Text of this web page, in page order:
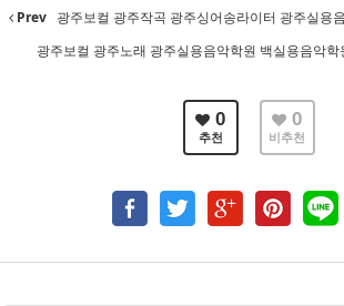
Prev 광주보컬 광주작곡 광주싱어송라이터 광주실용
광주보컬 광주노래 광주실용음악학원 백실용음악
0
추천
0
비추천